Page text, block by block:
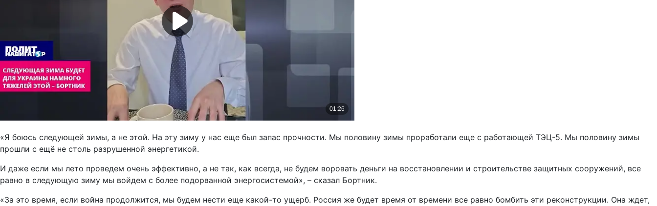
«Я боюсь следующей зимы, а не этой. На эту зиму у нас еще был запас прочности. Мы половину зимы проработали еще с работающей ТЭЦ-5. Мы половину зимы
прошли с ещё не столь разрушенной энергетикой.
И даже если мы лето проведем очень эффективно, а не так, как всегда, не будем воровать деньги на восстановлении и строительстве защитных сооружений, все
равно в следующую зиму мы войдем с более подорванной энергосистемой», – сказал Бортник.
«За это время, если война продолжится, мы будем нести еще какой-то ущерб. Россия же будет время от времени все равно бомбить эти реконструкции. Она ждет,